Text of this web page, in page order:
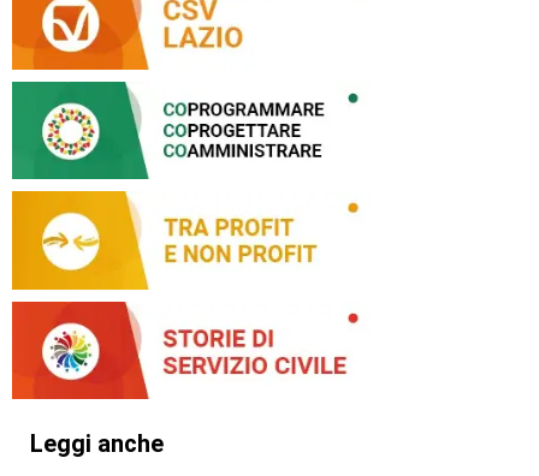
Leggi anche